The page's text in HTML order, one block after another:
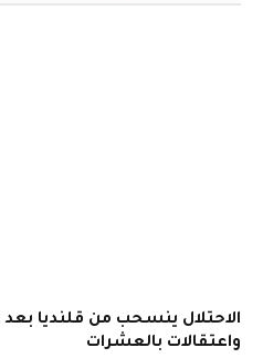
الاحتلال ينسحب من قلنديا بعد
واعتقالات بالعشرات